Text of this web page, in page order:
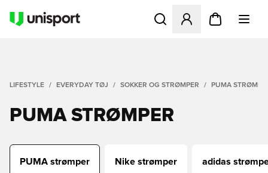
Åbner en Modal til at
LIFESTYLE EVERYDAY TØJ SOKKER OG STRØMPER PUMA
PUMA STRØMPER
PUMA strømper Nike strømper adidas